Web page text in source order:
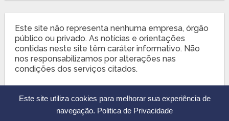
Este site utiliza cookies para melhorar sua experiência de
navegação. Politica de Privacidade
Este site não representa nenhuma empresa, órgão
público ou privado. As notícias e orientações
contidas neste site têm caráter informativo. Não
nos responsabilizamos por alterações nas
condições dos serviços citados.